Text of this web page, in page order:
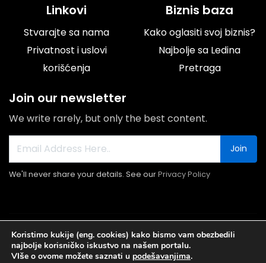
Linkovi
Stvarajte sa nama
Privatnost i uslovi
korišćenja
Biznis baza
Kako oglasiti svoj biznis?
Najbolje sa Ledina
Pretraga
Join our newsletter
We write rarely, but only the best content.
Join
We'll never share your details. See ourPrivacy Policy
© 2026 Portal Ledine.rs All rights reserved.
Koristimo kukije (eng. cookies) kako bismo vam obezbedili
najbolje korisničko iskustvo na našem portalu.
VIše o ovome možete saznati u podešavanjima.